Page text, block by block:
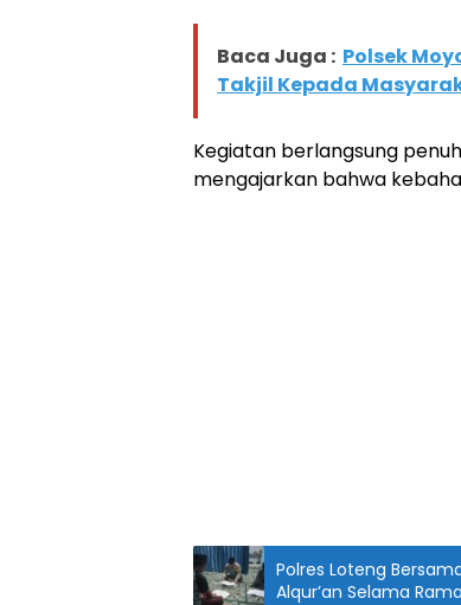
Baca Juga : Polsek
Takjil Kepada
Kegiatan berlangsung
mengajarkan bahwa
Polres Loteng
Alqur’an Selama